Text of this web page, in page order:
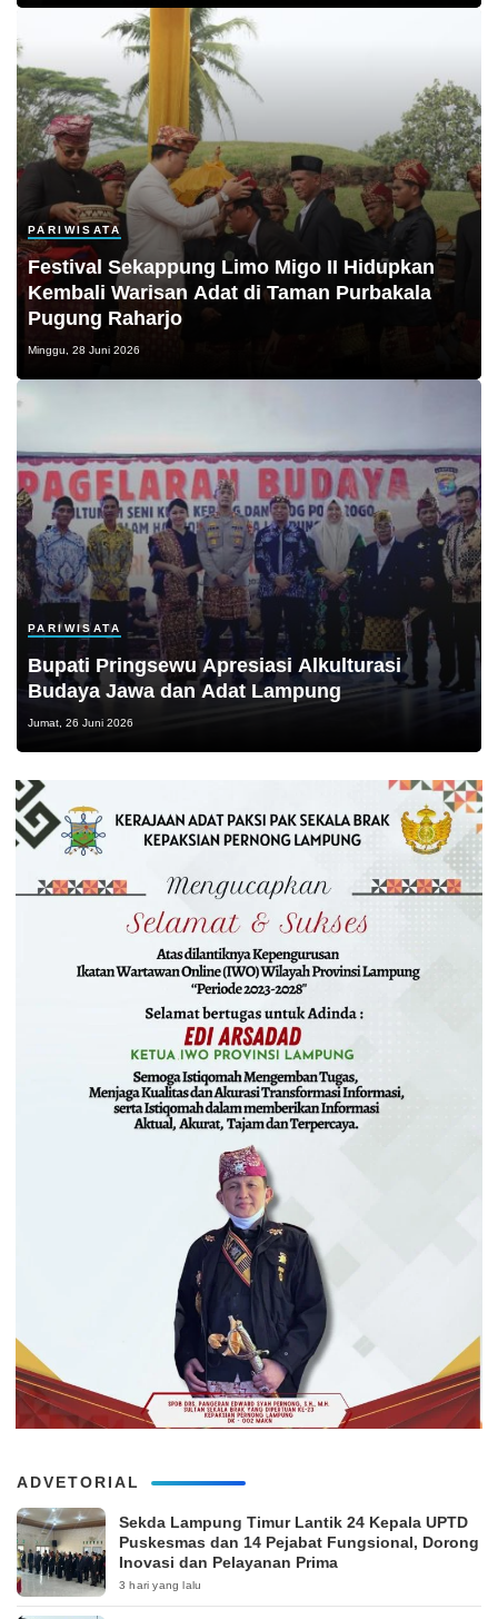
PARIWISATA
Festival Sekappung Limo Migo II Hidupkan
Kembali Warisan Adat di Taman Purbakala
Pugung Raharjo
Minggu, 28 Juni 2026
PARIWISATA
Bupati Pringsewu Apresiasi Alkulturasi
Budaya Jawa dan Adat Lampung
Jumat, 26 Juni 2026
ADVETORIAL
‎Sekda Lampung Timur Lantik 24 Kepala UPTD
Puskesmas dan 14 Pejabat Fungsional, Dorong
Inovasi dan Pelayanan Prima
3 hari yang lalu